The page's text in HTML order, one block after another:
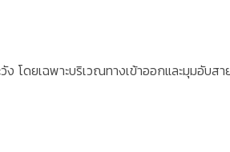
โดยเฉพาะบริเวณทางเข้าออกและมุมอับสา